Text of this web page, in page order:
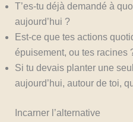
T’es-tu déjà demandé à
aujourd’hui ?
Est-ce que tes actions
épuisement, ou tes racines
Si tu devais planter une
aujourd’hui, autour de toi,
Incarner l’alternative